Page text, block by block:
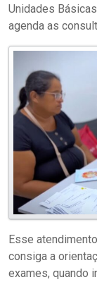
Unidades
agenda as
Esse
consiga a
exames, quando